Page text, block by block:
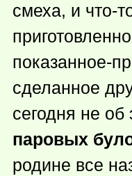
смеха, и что-
показанное-
сделанное
сегодня не
паровых
родине все